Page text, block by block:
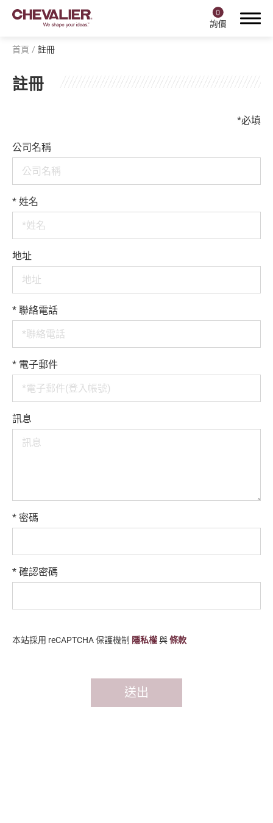
0
詢價
首頁 註冊
註冊
*必填
公司名稱
* 姓名
地址
* 聯絡電話
* 電子郵件
訊息
* 密碼
* 確認密碼
送出
本站採用 reCAPTCHA 保護機制 隱私權與條款
產品中心
福裕智能+
產業應用
關於福裕
投資人專區
聯絡我們
媒體中心
支援中心
繁體中文